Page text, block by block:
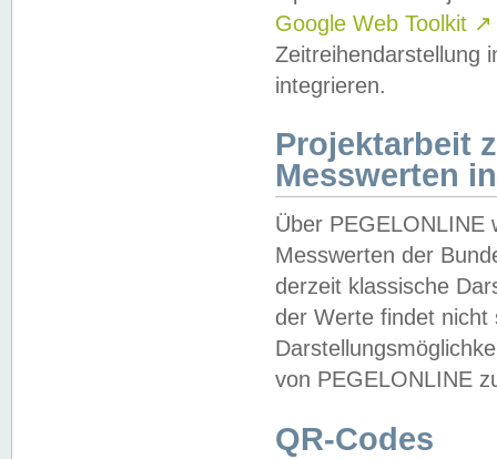
Google Web Toolkit ↗
Zeitreihendarstellung
integrieren.
Projektarbeit
Messwerten
Über PEGELONLINE
Messwerten der
derzeit klassische
der Werte findet
von PEGELONLINE
QR-Codes